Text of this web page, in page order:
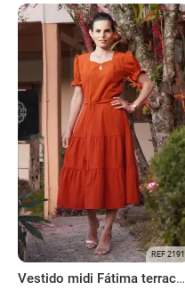
REF 2191
Vestido midi Fátima terracota